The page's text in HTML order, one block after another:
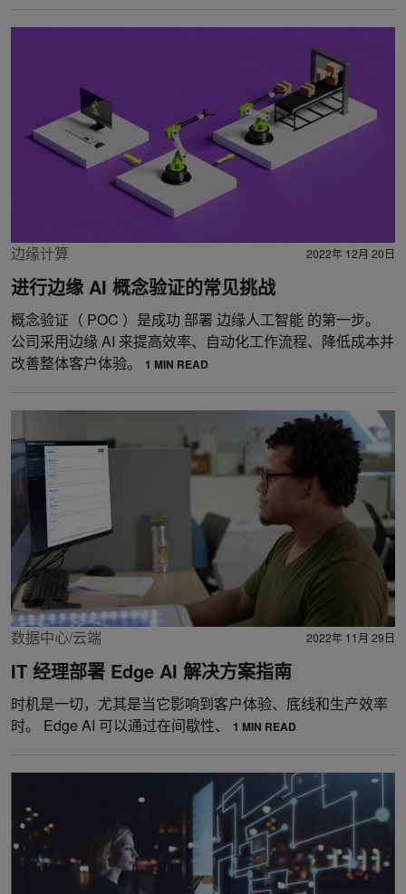
边缘计算 2022年 12月 20日
进行边缘 AI 概念验证的常见挑战
概念验证（ POC ）是成功 部署 边缘人工智能 的第一步。
公司采用边缘 AI 来提高效率、自动化工作流程、降低成本并
改善整体客户体验。
1 MIN READ
数据中心/云端 2022年 11月 29日
IT 经理部署 Edge AI 解决方案指南
时机是一切，尤其是当它影响到客户体验、底线和生产效率
时。 Edge AI 可以通过在间歇性、
1 MIN READ